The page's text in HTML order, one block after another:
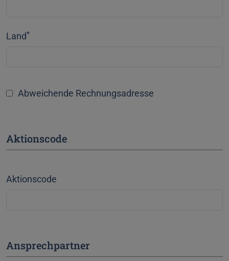
Land*
Abweichende Rechnungsadresse
Aktionscode
Aktionscode
Ansprechpartner